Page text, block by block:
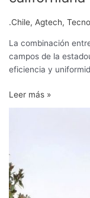
.Chile, Agtech,
La combinación
campos de la
eficiencia y
Leer más »
del
agua
para
competir